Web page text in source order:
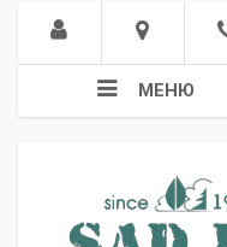
МЕНЮ